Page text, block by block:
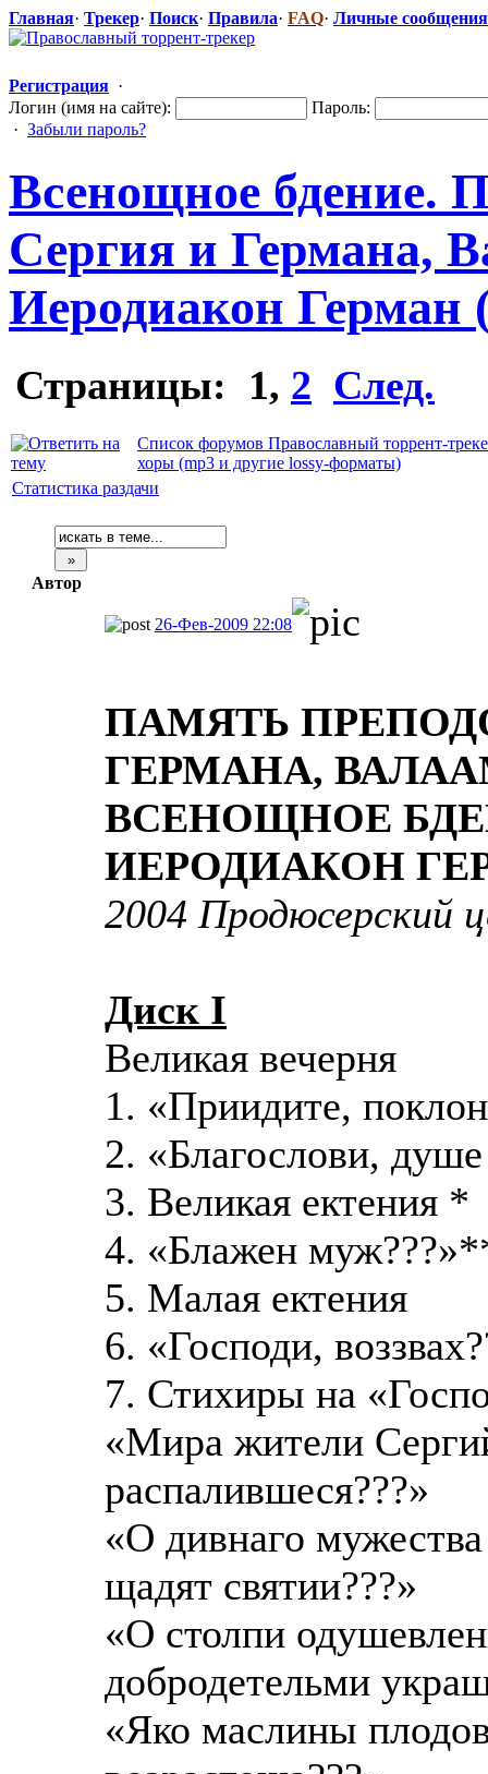
Главная· Трекер· Поиск· Правила· FAQ· Личные сообщения
Регистрация ·
Логин (имя на сайте):
Пароль:
· Забыли пароль?
Всенощное бдение.
Сергия и Германа,
Иеродиакон Герман
Страницы: 1, 2 След.
Список форумов Православный торрент-
хоры (mp3 и другие lossy-форматы)
Статистика раздачи
Автор
26-Фев-2009 22:08
ПАМЯТЬ
ГЕРМАНА,
ВСЕНОЩНОЕ
ИЕРОДИАКОН
2004 Продюсерский
Диск I
Великая вечерня
1. «Приидите,
2. «Благослови,
3. Великая ектения *
4. «Блажен
5. Малая ектения
6. «Господи,
7. Стихиры на
«Мира жители
распалившеся???»
«О дивнаго
щадят святии???»
«О столпи
добродетельми
«Яко маслины